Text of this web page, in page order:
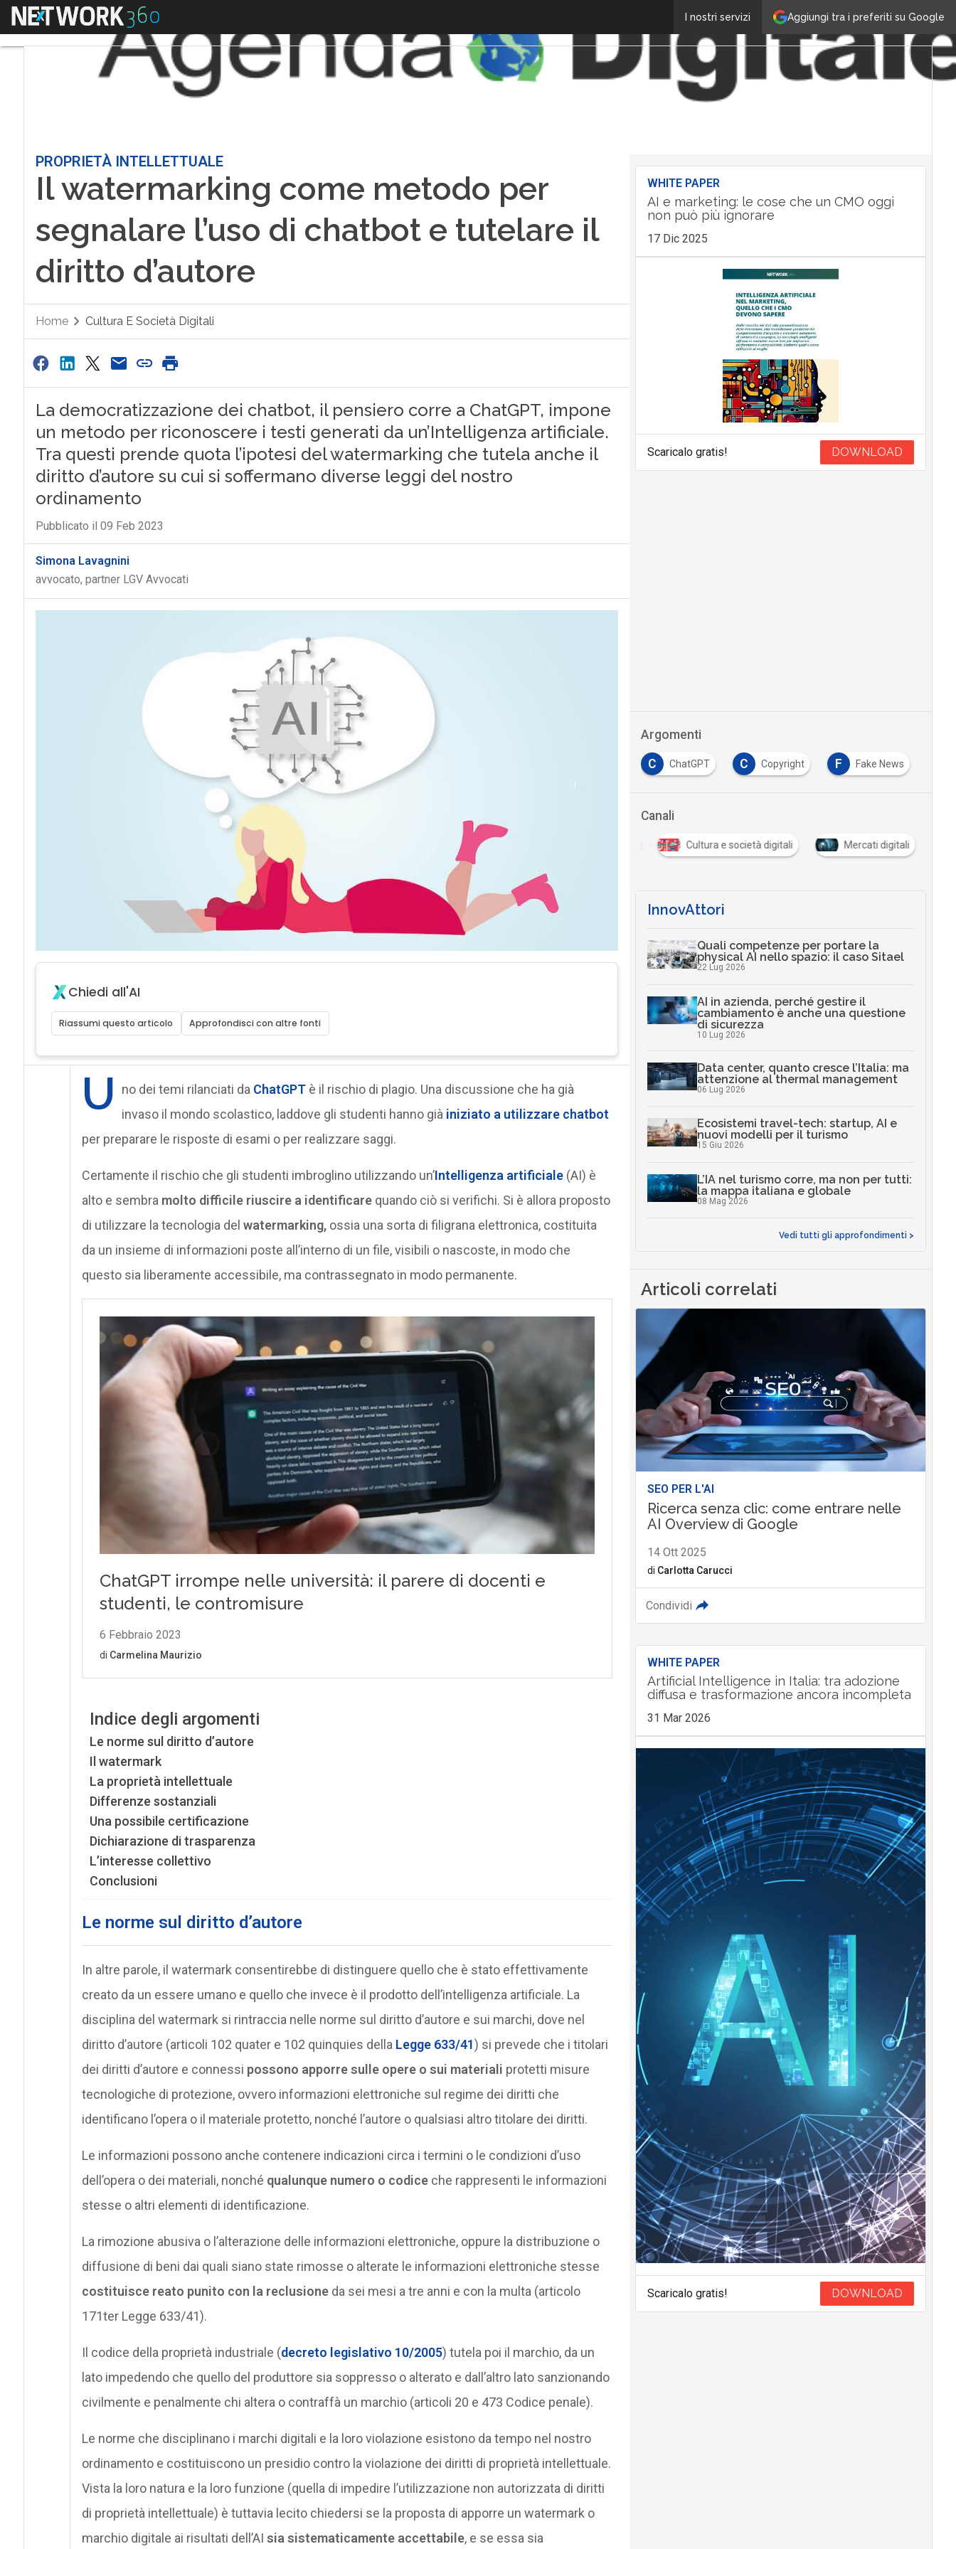
Aggiungi tra i preferiti su Google
I nostri servizi
Menu
PROPRIETÀ INTELLETTUALE
Il watermarking come metodo per
segnalare l’uso di chatbot e tutelare il
diritto d’autore
Home Cultura E Società Digitali
La democratizzazione dei chatbot, il pensiero corre a ChatGPT, impone
un metodo per riconoscere i testi generati da un’Intelligenza artificiale.
Tra questi prende quota l’ipotesi del watermarking che tutela anche il
diritto d’autore su cui si soffermano diverse leggi del nostro
ordinamento
Pubblicato il 09 Feb 2023
Simona Lavagnini
avvocato, partner LGV Avvocati
Chiedi all'AI
Riassumi questo articolo Approfondisci con altre fonti
U no dei temi rilanciati da ChatGPTè il rischio di plagio. Una discussione che ha già
invaso il mondo scolastico, laddove gli studenti hanno già iniziato a utilizzare chatbot
per preparare le risposte di esami o per realizzare saggi.
Certamente il rischio che gli studenti imbroglino utilizzando un’Intelligenza artificiale(AI) è
alto e sembra molto difficile riuscire a identificarequando ciò si verifichi. Si è allora proposto
di utilizzare la tecnologia del watermarking,ossia una sorta di filigrana elettronica, costituita
da un insieme di informazioni poste all’interno di un file, visibili o nascoste, in modo che
questo sia liberamente accessibile, ma contrassegnato in modo permanente.
Indice degli argomenti
Le norme sul diritto d’autore
Il watermark
La proprietà intellettuale
Differenze sostanziali
Una possibile certificazione
Dichiarazione di trasparenza
L’interesse collettivo
Conclusioni
Le norme sul diritto d’autore
In altre parole, il watermark consentirebbe di distinguere quello che è stato effettivamente
creato da un essere umano e quello che invece è il prodotto dell’intelligenza artificiale. La
disciplina del watermark si rintraccia nelle norme sul diritto d’autore e sui marchi, dove nel
diritto d’autore (articoli 102 quater e 102 quinquies della Legge 633/41) si prevede che i titolari
dei diritti d’autore e connessi possono apporre sulle opere o sui materiali protetti misure
tecnologiche di protezione, ovvero informazioni elettroniche sul regime dei diritti che
identificano l’opera o il materiale protetto, nonché l’autore o qualsiasi altro titolare dei diritti.
Le informazioni possono anche contenere indicazioni circa i termini o le condizioni d’uso
dell’opera o dei materiali, nonché qualunque numero o codice che rappresenti le informazioni
stesse o altri elementi di identificazione.
La rimozione abusiva o l’alterazione delle informazioni elettroniche, oppure la distribuzione o
diffusione di beni dai quali siano state rimosse o alterate le informazioni elettroniche stesse
costituisce reato punito con la reclusioneda sei mesi a tre anni e con la multa (articolo
171ter Legge 633/41).
Il codice della proprietà industriale (decreto legislativo 10/2005) tutela poi il marchio, da un
lato impedendo che quello del produttore sia soppresso o alterato e dall’altro lato sanzionando
civilmente e penalmente chi altera o contraffà un marchio (articoli 20 e 473 Codice penale).
Le norme che disciplinano i marchi digitali e la loro violazione esistono da tempo nel nostro
ordinamento e costituiscono un presidio contro la violazione dei diritti di proprietà intellettuale.
Vista la loro natura e la loro funzione (quella di impedire l’utilizzazione non autorizzata di diritti
di proprietà intellettuale) è tuttavia lecito chiedersi se la proposta di apporre un watermark o
marchio digitale ai risultati dell’AI sia sistematicamente accettabile, e se essa sia
WHITE PAPER
AI e marketing: le cose che un CMO oggi
non può più ignorare
17 Dic 2025
Scaricalo gratis! DOWNLOAD
Argomenti
ChatGPT C Copyright F Fake News
Canali
Cultura e società digitali Mercati digitali
InnovAttori
Quali competenze per portare la
physical AI nello spazio: il caso Sitael
22 Lug 2026
AI in azienda, perché gestire il
cambiamento è anche una questione
di sicurezza
10 Lug 2026
Data center, quanto cresce l’Italia: ma
attenzione al thermal management
06 Lug 2026
Ecosistemi travel-tech: startup, AI e
nuovi modelli per il turismo
15 Giu 2026
L’IA nel turismo corre, ma non per tutti:
la mappa italiana e globale
08 Mag 2026
Vedi tutti gli approfondimenti >
Articoli correlati
SEO PER L'AI
Ricerca senza clic: come entrare nelle
AI Overview di Google
14 Ott 2025
di Carlotta Carucci
Condividi
WHITE PAPER
Artificial Intelligence in Italia: tra adozione
diffusa e trasformazione ancora incompleta
31 Mar 2026
Scaricalo gratis! DOWNLOAD